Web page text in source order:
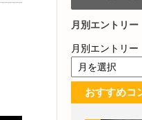
月別エントリー
月別エントリー
おすすめコ